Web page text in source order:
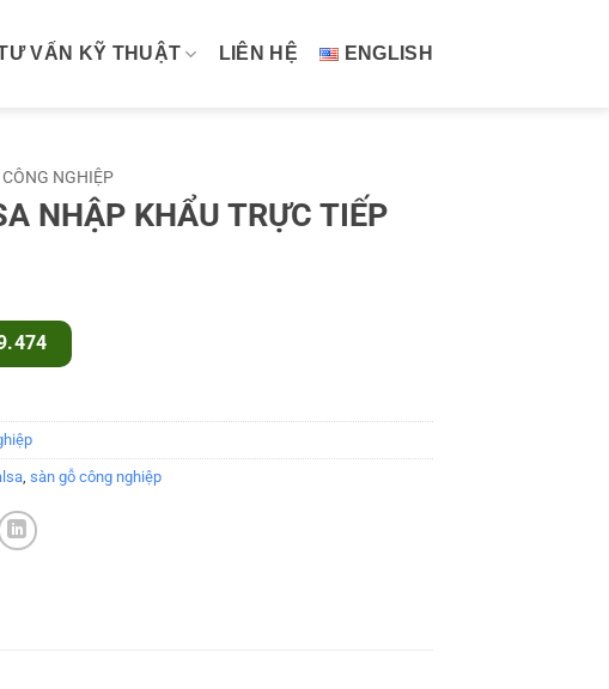
VẤN KỸ THUẬT LIÊN HỆ ENGLISH
NGHIỆP
NHẬP KHẨU TRỰC TIẾP
, sàn gỗ công nghiệp